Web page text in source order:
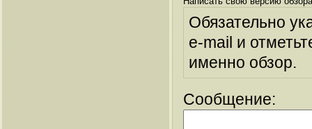
Обязательно
e-mail и
именно обзор.
Сообщение: